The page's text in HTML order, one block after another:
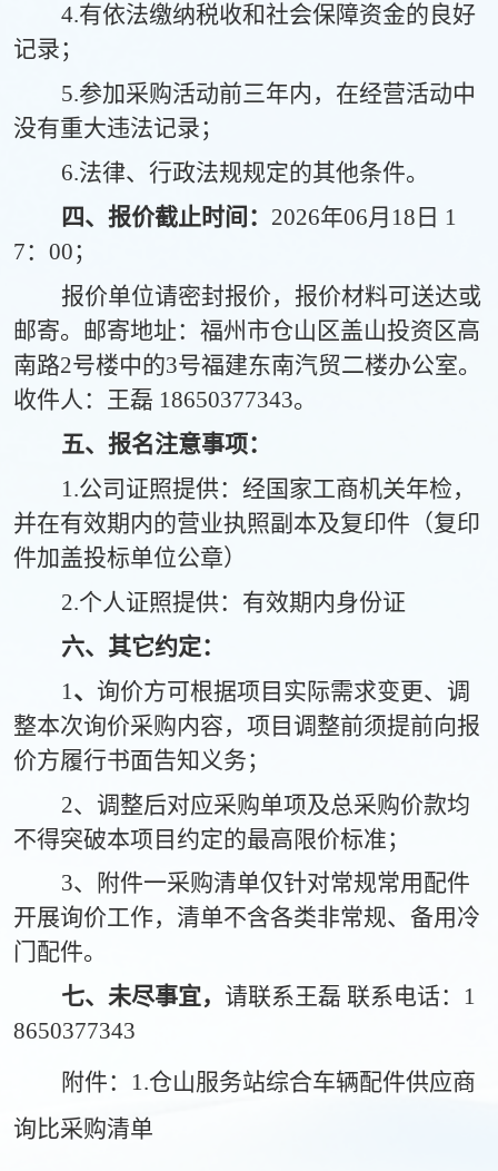
4.有依法缴纳税收和社会保障资金的良好
记录；
5.参加采购活动前三年内，在经营活动中
没有重大违法记录；
6.法律、行政法规规定的其他条件。
四、报价截止时间： 2026年06月 18 日 1
7：00；
报价单位请密封报价，报价材料可送达或
邮寄。邮寄地址：福州市仓山区盖山投资区高
南路2号楼中的3号福建东南汽贸二楼办公室。
收件人： 王磊 18650377343。
五、报名注意事项：
1.公司证照提供：经国家工商机关年检，
并在有效期内的营业执照副本及复印件（复印
件加盖投标单位公章）
2.个人证照提供：有效期内身份证
六、其它约定：
1 、 询价方可根据项目实际需求变更、调
整本次询价采购内容，项目调整前须提前向报
价方履行书面告知义务；
2、 调整后对应采购单项及总采购价款均
不得突破本项目约定的最高限价标准；
3、
附件一采购清单仅针对常规常用配件
开展询价工作，清单不含各类非常规、备用冷
门配件。
七、未尽事宜， 请联系王磊 联系电话： 1
8650377343
附件： 1.仓山服务站综合车辆配件供应商
询 比采购清单